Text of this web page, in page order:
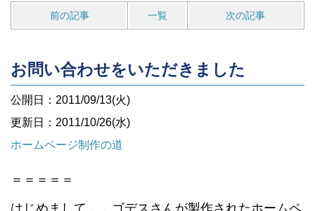
前の記事 一覧 次の記事
お問い合わせをいただきました
公開日：2011/09/13(火)
更新日：2011/10/26(水)
ホームページ制作の道
＝＝＝＝＝
はじめまして．．ゴデスさんが製作されたホームペ